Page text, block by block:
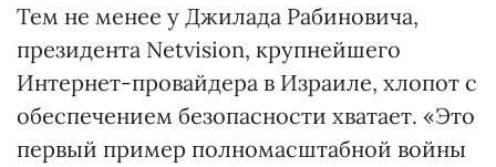
Тем не менее у Джилада Рабиновича,
президента Netvision, крупнейшего
Интернет-провайдера в Израиле, хлопот с
обеспечением безопасности хватает. «Это
первый пример полномасштабной войны